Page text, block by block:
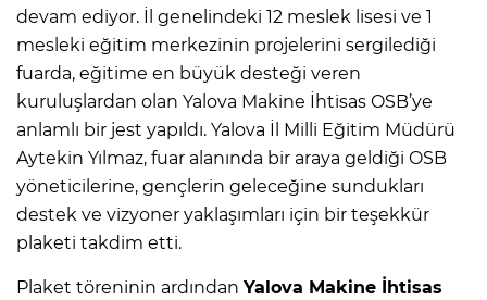
devam ediyor. İl genelindeki 12 meslek lisesi ve 1
mesleki eğitim merkezinin projelerini sergilediği
fuarda, eğitime en büyük desteği veren
kuruluşlardan olan Yalova Makine İhtisas OSB’ye
anlamlı bir jest yapıldı. Yalova İl Milli Eğitim Müdürü
Aytekin Yılmaz, fuar alanında bir araya geldiği OSB
yöneticilerine, gençlerin geleceğine sundukları
destek ve vizyoner yaklaşımları için bir teşekkür
plaketi takdim etti.
Plaket töreninin ardından Yalova Makine İhtisas